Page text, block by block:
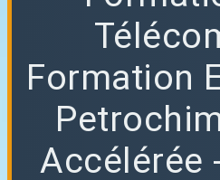
Formation
Accélérée